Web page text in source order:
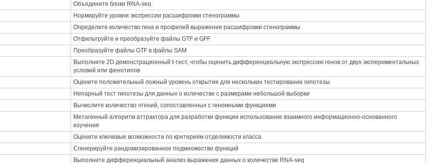
Объедините блоки RNA-seq
Нормируйте уровни экспрессии расшифровки стенограммы
Определите количество гена и профилей выражения расшифровки стенограммы
Отфильтруйте и преобразуйте файлы GTF и GFF
Преобразуйте файлы GTF в файлы SAM
Выполните 2D демонстрационный t-тест, чтобы оценить дифференциальную экспрессию генов от двух экспериментальных
условий или фенотипов
Оцените положительный ложный уровень открытия для нескольких тестирование гипотезы
Непарный тест гипотезы для данных о количестве с размерами небольшой выборки
Вычислите количество чтений, сопоставленных с геномными функциями
Метагенный алгоритм аттрактора для разработки функции использование взаимного информационно-основанного
изучения
Оцените ключевые возможности по критериям отделимости класса
Сгенерируйте рандомизированное подмножество функций
Выполните дифференциальный анализ выражения данных о количестве RNA-seq